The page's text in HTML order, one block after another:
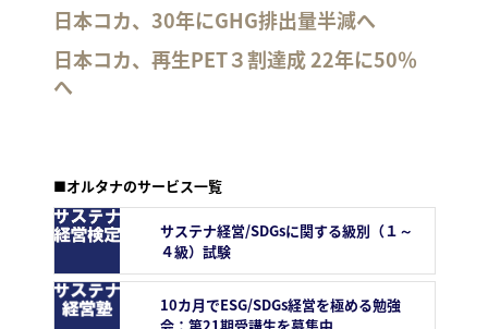
日本コカ、30年にGHG排出量半減へ
日本コカ、再生PET３割達成 22年に50％
へ
■オルタナのサービス一覧
サステナ経営/SDGsに関する級別（１～
４級）試験
10カ月でESG/SDGs経営を極める勉強